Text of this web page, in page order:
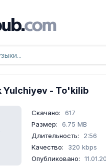
Yulchiyev - To'kilib
Скачано:
617
Размер:
6.75 MB
Длительность:
2:56
Качество:
320 kbps
Опубликовано: